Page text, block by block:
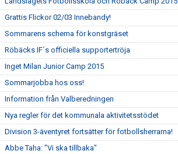
Grattis Flickor 02/03 Innebandy!
Sommarens schema för konstgräset
Röbäcks IF´s officiella supportertröja
Inget Milan Junior Camp 2015
Sommarjobba hos oss!
Information från Valberedningen
Nya regler för det kommunala aktivitetsstödet
Division 3-äventyret fortsätter för fotbollsherrarna!
Abbe Taha: "Vi ska tillbaka"